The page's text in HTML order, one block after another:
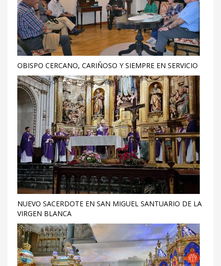
OBISPO CERCANO, CARIÑOSO Y SIEMPRE EN SERVICIO
NUEVO SACERDOTE EN SAN MIGUEL SANTUARIO DE LA
VIRGEN BLANCA